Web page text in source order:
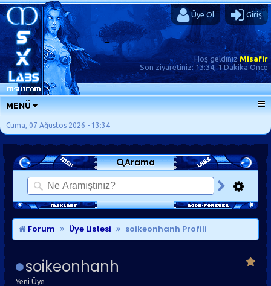
Üye Ol Giriş
Hoş geldinizMisafir
Son ziyaretiniz: 13:34, 1 Dakika Önce
MENÜ
ANA SAYFA
FORUMLAR
SORU-CEVAP
GÜNLÜKLER
SON MESAJLAR
KISAYOLLAR
Cuma, 07 Ağustos 2026 - 13:34
Arama
Forum Üye Listesi soikeonhanh Profili
soikeonhanh
Yeni Üye